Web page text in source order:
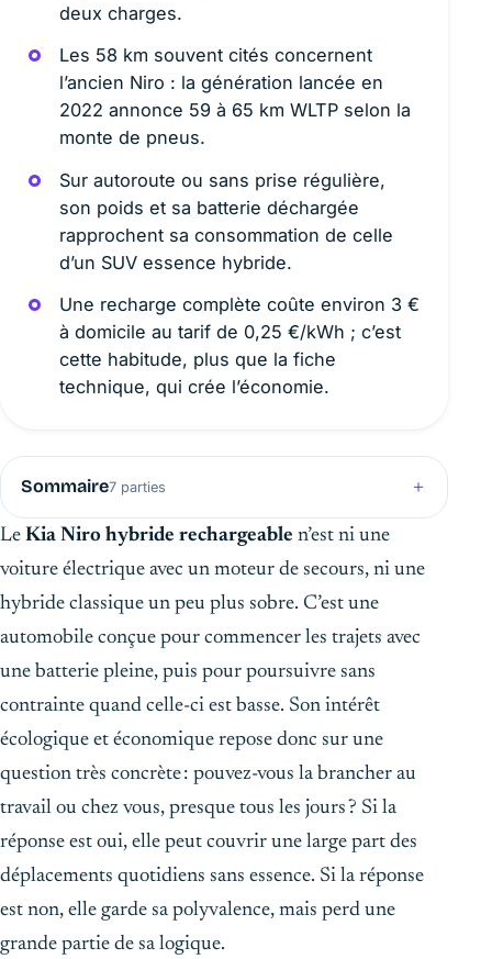
deux charges.
Les 58 km souvent cités concernent
l’ancien Niro : la génération lancée en
2022 annonce 59 à 65 km WLTP selon la
monte de pneus.
Sur autoroute ou sans prise régulière,
son poids et sa batterie déchargée
rapprochent sa consommation de celle
d’un SUV essence hybride.
Une recharge complète coûte environ 3 €
à domicile au tarif de 0,25 €/kWh ; c’est
cette habitude, plus que la fiche
technique, qui crée l’économie.
Sommaire7 parties
Le Kia Niro hybride rechargeable n’est ni une
voiture électrique avec un moteur de secours, ni une
hybride classique un peu plus sobre. C’est une
automobile conçue pour commencer les trajets avec
une batterie pleine, puis pour poursuivre sans
contrainte quand celle-ci est basse. Son intérêt
écologique et économique repose donc sur une
question très concrète : pouvez-vous la brancher au
travail ou chez vous, presque tous les jours ? Si la
réponse est oui, elle peut couvrir une large part des
déplacements quotidiens sans essence. Si la réponse
est non, elle garde sa polyvalence, mais perd une
grande partie de sa logique.